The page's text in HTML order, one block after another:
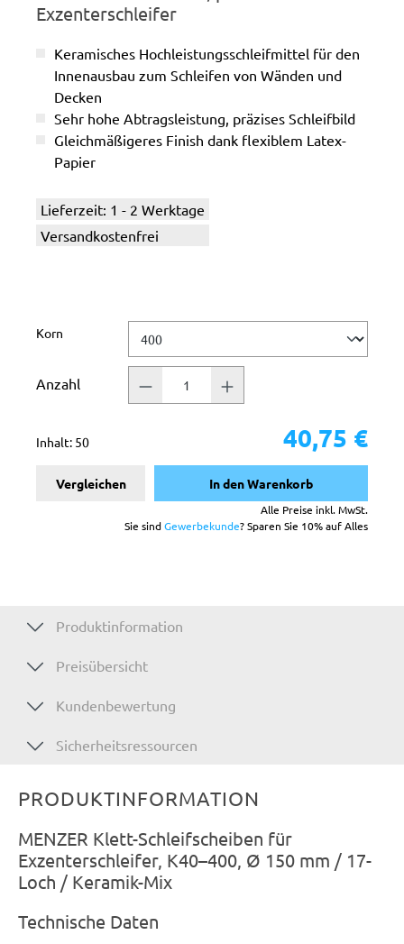
Exzenterschleifer
Keramisches Hochleistungsschleifmittel für den
Innenausbau zum Schleifen von Wänden und
Decken
Sehr hohe Abtragsleistung, präzises Schleifbild
Gleichmäßigeres Finish dank flexiblem Latex-
Papier
Lieferzeit: 1 - 2 Werktage
Versandkostenfrei
Korn
Anzahl
Inhalt: 50 40,75 €
Vergleichen In den Warenkorb
Alle Preise inkl. MwSt.
Sie sindGewerbekunde? Sparen Sie 10% auf Alles
Produktinformation
Preisübersicht
Kundenbewertung
Sicherheitsressourcen
PRODUKTINFORMATION
MENZER Klett-Schleifscheiben für
Exzenterschleifer, K40–400, Ø 150 mm / 17-
Loch / Keramik-Mix
Technische Daten